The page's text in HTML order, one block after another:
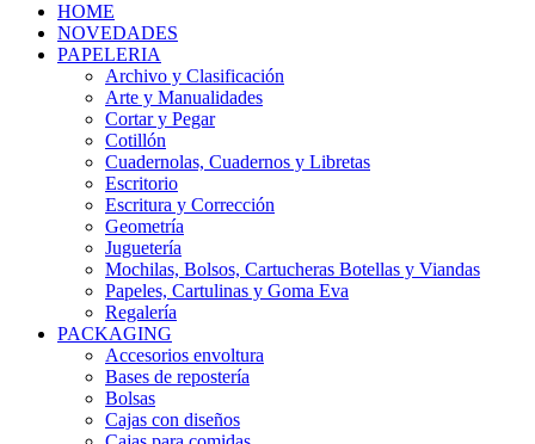
HOME
NOVEDADES
PAPELERIA
Archivo y Clasificación
Arte y Manualidades
Cortar y Pegar
Cotillón
Cuadernolas, Cuadernos y Libretas
Escritorio
Escritura y Corrección
Geometría
Juguetería
Mochilas, Bolsos, Cartucheras Botellas y Viandas
Papeles, Cartulinas y Goma Eva
Regalería
PACKAGING
Accesorios envoltura
Bases de repostería
Bolsas
Cajas con diseños